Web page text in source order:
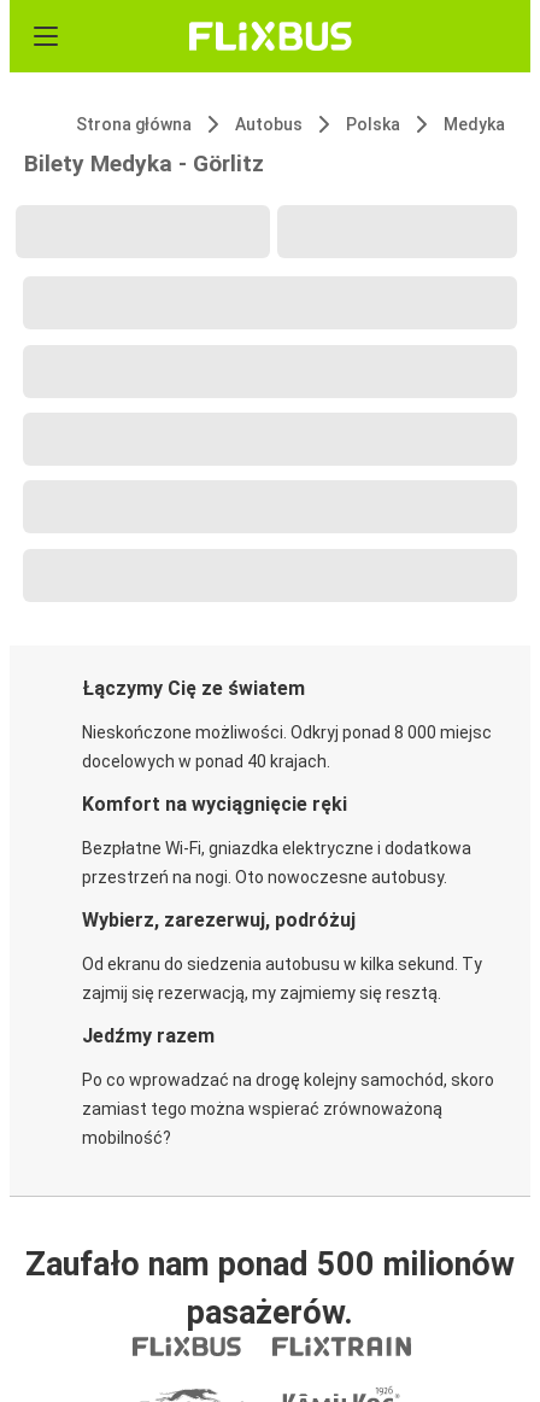
Strona główna Autobus Polska Medyka
Bilety Medyka - Görlitz
Łączymy Cię ze światem
Nieskończone możliwości. Odkryj ponad 8 000 miejsc
docelowych w ponad 40 krajach.
Komfort na wyciągnięcie ręki
Bezpłatne Wi-Fi, gniazdka elektryczne i dodatkowa
przestrzeń na nogi. Oto nowoczesne autobusy.
Wybierz, zarezerwuj, podróżuj
Od ekranu do siedzenia autobusu w kilka sekund. Ty
zajmij się rezerwacją, my zajmiemy się resztą.
Jedźmy razem
Po co wprowadzać na drogę kolejny samochód, skoro
zamiast tego można wspierać zrównoważoną
mobilność?
Zaufało nam ponad 500 milionów
pasażerów.